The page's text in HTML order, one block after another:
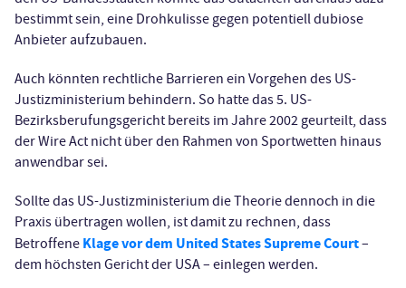
bestimmt sein, eine Drohkulisse gegen potentiell dubiose
Anbieter aufzubauen.
Auch könnten rechtliche Barrieren ein Vorgehen des US-
Justizministerium behindern. So hatte das 5. US-
Bezirksberufungsgericht bereits im Jahre 2002 geurteilt, dass
der Wire Act nicht über den Rahmen von Sportwetten hinaus
anwendbar sei.
Sollte das US-Justizministerium die Theorie dennoch in die
Praxis übertragen wollen, ist damit zu rechnen, dass
Betroffene Klage vor dem United States Supreme Court–
dem höchsten Gericht der USA – einlegen werden.